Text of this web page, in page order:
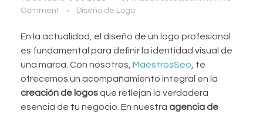
Comment
Diseño de Logo
En la actualidad, el diseño de un logo profesional
es fundamental para definir la identidad visual de
una marca. Con nosotros, MaestrosSeo, te
ofrecemos un acompañamiento integral en la
creación de logosque reflejan la verdadera
esencia de tu negocio. En nuestra agencia de